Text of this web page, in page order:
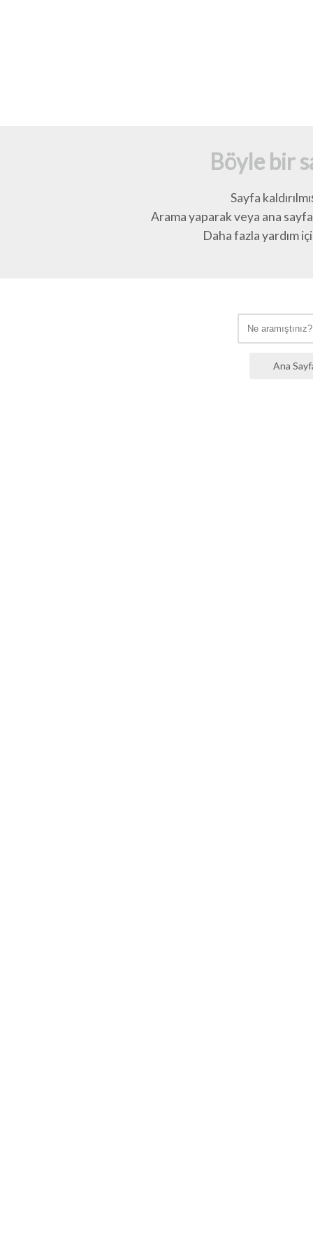
Böyle bir
Sayfa
Arama yaparak veya ana
Daha fazla yardım
Ana